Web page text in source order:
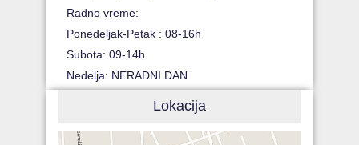
Radno vreme:
Ponedeljak-Petak : 08-16h
Subota: 09-14h
Nedelja: NERADNI DAN
Lokacija